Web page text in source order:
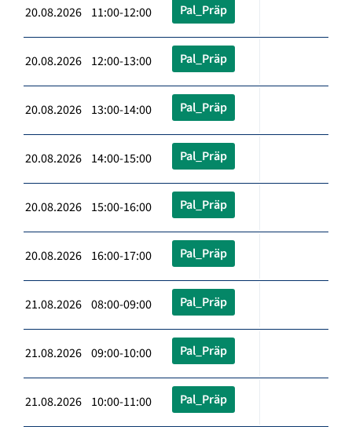
20.08.2026 11:00-12:00 Pal_Präp
20.08.2026 12:00-13:00 Pal_Präp
20.08.2026 13:00-14:00 Pal_Präp
20.08.2026 14:00-15:00 Pal_Präp
20.08.2026 15:00-16:00 Pal_Präp
20.08.2026 16:00-17:00 Pal_Präp
21.08.2026 08:00-09:00 Pal_Präp
21.08.2026 09:00-10:00 Pal_Präp
21.08.2026 10:00-11:00 Pal_Präp